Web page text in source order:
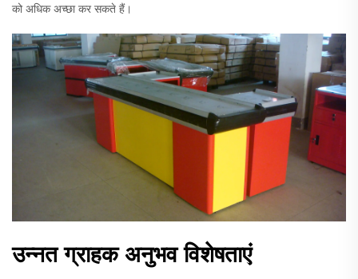
को अधिक अच्छा कर सकते हैं।
उन्नत ग्राहक अनुभव विशेषताएं